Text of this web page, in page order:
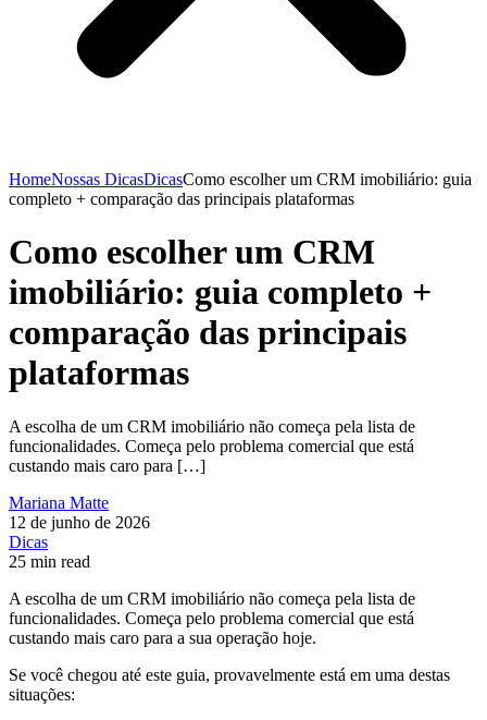
HomeNossas DicasDicasComo escolher um CRM imobiliário: guia
completo + comparação das principais plataformas
Como escolher um CRM
imobiliário: guia completo +
comparação das principais
plataformas
A escolha de um CRM imobiliário não começa pela lista de
funcionalidades. Começa pelo problema comercial que está
custando mais caro para […]
Mariana Matte
12 de junho de 2026
Dicas
25 min read
A escolha de um CRM imobiliário não começa pela lista de
funcionalidades. Começa pelo problema comercial que está
custando mais caro para a sua operação hoje.
Se você chegou até este guia, provavelmente está em uma destas
situações: